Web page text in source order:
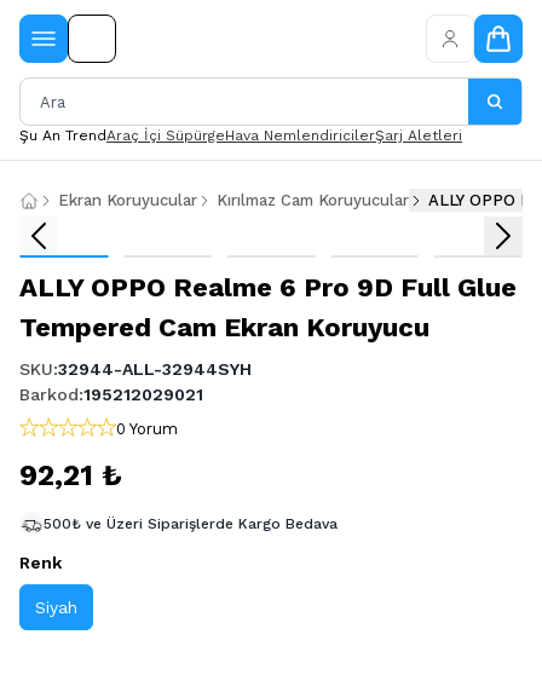
Şu An TrendAraç İçi SüpürgeHava NemlendiricilerŞarj Aletleri
Ekran Koruyucular Kırılmaz Cam Koruyucular ALLY OPPO
ALLY OPPO Realme 6 Pro 9D Full Glue
Tempered Cam Ekran Koruyucu
SKU:32944-ALL-32944SYH
Barkod:195212029021
0 Yorum
92,21 ₺
500₺ ve Üzeri Siparişlerde Kargo Bedava
Renk
Siyah